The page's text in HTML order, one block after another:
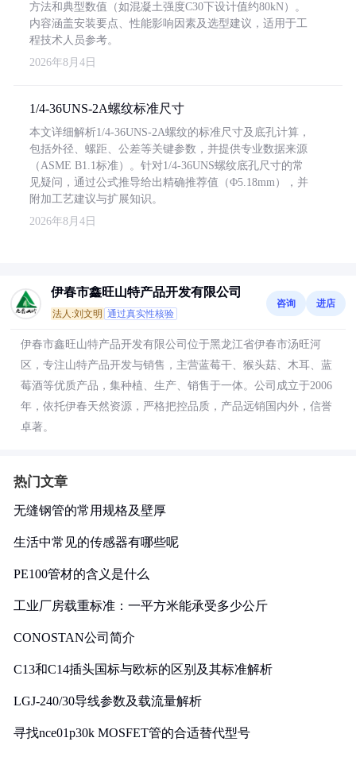
方法和典型数值（如混凝土强度C30下设计值约80kN）。
内容涵盖安装要点、性能影响因素及选型建议，适用于工
程技术人员参考。
2026年8月4日
1/4-36UNS-2A螺纹标准尺寸
本文详细解析1/4-36UNS-2A螺纹的标准尺寸及底孔计算，
包括外径、螺距、公差等关键参数，并提供专业数据来源
（ASME B1.1标准）。针对1/4-36UNS螺纹底孔尺寸的常
见疑问，通过公式推导给出精确推荐值（Φ5.18mm），并
附加工艺建议与扩展知识。
2026年8月4日
伊春市鑫旺山特产品开发有限公司
法人:刘文明 通过真实性核验
咨询 进店
伊春市鑫旺山特产品开发有限公司位于黑龙江省伊春市汤旺河
区，专注山特产品开发与销售，主营蓝莓干、猴头菇、木耳、蓝
莓酒等优质产品，集种植、生产、销售于一体。公司成立于2006
年，依托伊春天然资源，严格把控品质，产品远销国内外，信誉
卓著。
热门文章
无缝钢管的常用规格及壁厚
生活中常见的传感器有哪些呢
PE100管材的含义是什么
工业厂房载重标准：一平方米能承受多少公斤
CONOSTAN公司简介
C13和C14插头国标与欧标的区别及其标准解析
LGJ-240/30导线参数及载流量解析
寻找nce01p30k MOSFET管的合适替代型号